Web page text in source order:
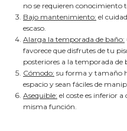
no se requieren conocimiento
Bajo mantenimiento: el
escaso.
Alarga la temporada de baño:
favorece que disfrutes de tu
posteriores a la temporada de
Cómodo: su forma y tamaño
espacio y sean fáciles de
Asequible: el coste es inferior
misma función.